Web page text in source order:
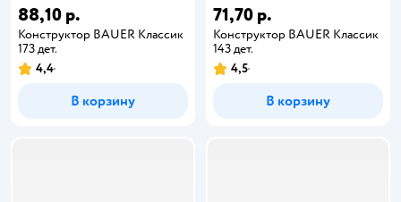
88,10 р.
Конструктор BAUER Классик
173 дет.
4,4
В корзину
71,70 р.
Конструктор BAUER Классик
143 дет.
4,5
В корзину